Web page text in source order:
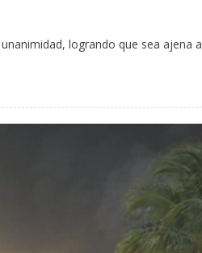
logrando que sea ajena a